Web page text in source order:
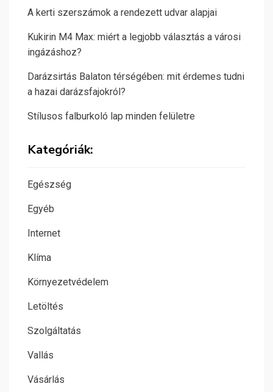
A kerti szerszámok a rendezett udvar alapjai
Kukirin M4 Max: miért a legjobb választás a városi
ingázáshoz?
Darázsirtás Balaton térségében: mit érdemes tudni
a hazai darázsfajokról?
Stílusos falburkoló lap minden felületre
Kategóriák:
Egészség
Egyéb
Internet
Klíma
Környezetvédelem
Letöltés
Szolgáltatás
Vallás
Vásárlás